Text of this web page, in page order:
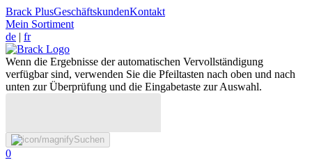
Brack PlusGeschäftskundenKontakt
Mein Sortiment
de | fr
Wenn die Ergebnisse der automatischen Vervollständigung
verfügbar sind, verwenden Sie die Pfeiltasten nach oben und nach
unten zur Überprüfung und die Eingabetaste zur Auswahl.
Suchen
0